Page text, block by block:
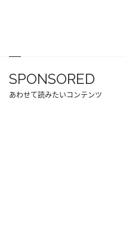
SPONSORED
あわせて読みたいコンテンツ